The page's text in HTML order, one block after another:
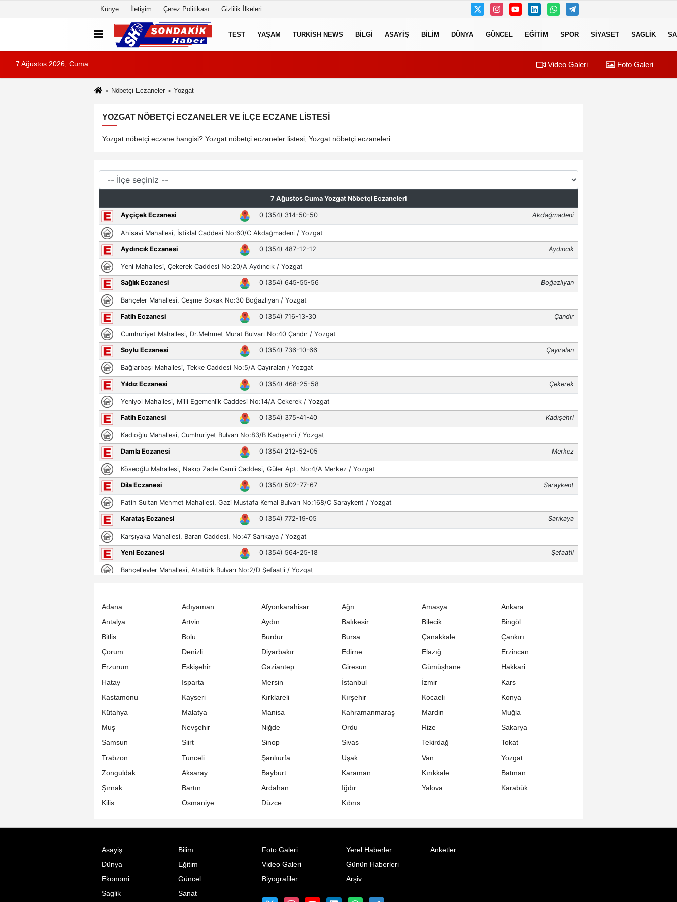
Künye İletişim Çerez Politikası Gizlilik İlkeleri
TEST YAŞAM TURKISH NEWS BILGI ASAYIŞ BILIM DÜNYA GÜNCEL EĞITIM SPOR SIYASET SAGLIK
7 Ağustos 2026, Cuma Video Galeri Foto Galeri
Nöbetçi Eczaneler Yozgat
YOZGAT NÖBETÇI ECZANELER VE İLÇE ECZANE LISTESI
Yozgat nöbetçi eczane hangisi? Yozgat nöbetçi eczaneler listesi, Yozgat nöbetçi eczaneleri
Adana Adıyaman Afyonkarahisar Ağrı Amasya
Ankara
Antalya
Artvin Aydın Balıkesir Bilecik
Bingöl
Bitlis
Bolu Burdur Bursa Çanakkale
Çankırı
Çorum
Denizli Diyarbakır Edirne Elazığ
Erzincan
Erzurum
Eskişehir Gaziantep Giresun Gümüşhane
Hakkari
Hatay
Isparta Mersin İstanbul İzmir
Kars
Kastamonu
Kayseri Kırklareli Kırşehir Kocaeli
Konya
Kütahya
Malatya Manisa Kahramanmaraş Mardin
Muğla
Muş
Nevşehir Niğde Ordu Rize
Sakarya
Samsun
Siirt Sinop Sivas Tekirdağ
Tokat
Trabzon
Tunceli Şanlıurfa Uşak Van
Yozgat
Zonguldak
Aksaray Bayburt Karaman Kırıkkale
Batman
Şırnak
Bartın Ardahan Iğdır Yalova
Karabük
Kilis
Osmaniye Düzce Kıbrıs
Asayiş
Bilim
Dünya
Eğitim
Ekonomi
Güncel
Saglik
Sanat
Foto Galeri
Video Galeri
Biyografiler
Yerel Haberler
Günün Haberleri
Arşiv
Anketler